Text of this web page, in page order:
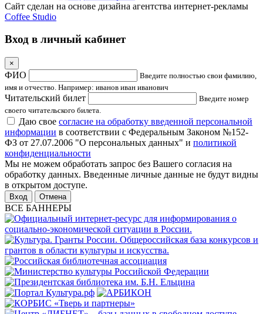
Сайт сделан на основе дизайна агентства интернет-рекламы
Coffee Studio
Вход в личный кабинет
×
ФИО
Введите полностью свои фамилию,
имя и отчество. Например: иванов иван иванович
Читательский билет
Введите номер
своего читательского билета.
Даю свое согласие на обработку введенной персональной
информации в соответствии с Федеральным Законом №152-
ФЗ от 27.07.2006 "О персональных данных" и политикой
конфиденциальности
Мы не можем обработать запрос без Вашего согласия на
обработку данных. Введенные личные данные не будут видны
в открытом доступе.
Отмена
ВСЕ БАННЕРЫ